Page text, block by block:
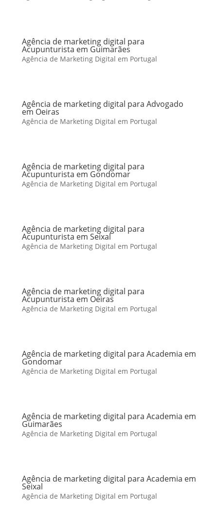
Agência de marketing digital para
Acupunturista em Guimarães
Agência de Marketing Digital em Portugal
Agência de marketing digital para Advogado
em Oeiras
Agência de Marketing Digital em Portugal
Agência de marketing digital para
Acupunturista em Gondomar
Agência de Marketing Digital em Portugal
Agência de marketing digital para
Acupunturista em Seixal
Agência de Marketing Digital em Portugal
Agência de marketing digital para
Acupunturista em Oeiras
Agência de Marketing Digital em Portugal
Agência de marketing digital para Academia em
Gondomar
Agência de Marketing Digital em Portugal
Agência de marketing digital para Academia em
Guimarães
Agência de Marketing Digital em Portugal
Agência de marketing digital para Academia em
Seixal
Agência de Marketing Digital em Portugal